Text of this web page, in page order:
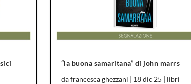
“la buona samaritana” di john marrs
dafrancesca ghezzani | 18 dic 25 | libri